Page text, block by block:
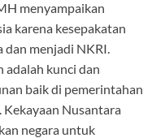
menyampaikan
karena kesepakatan
dan menjadi NKRI.
adalah kunci dan
baik di pemerintahan
Nusantara
negara untuk